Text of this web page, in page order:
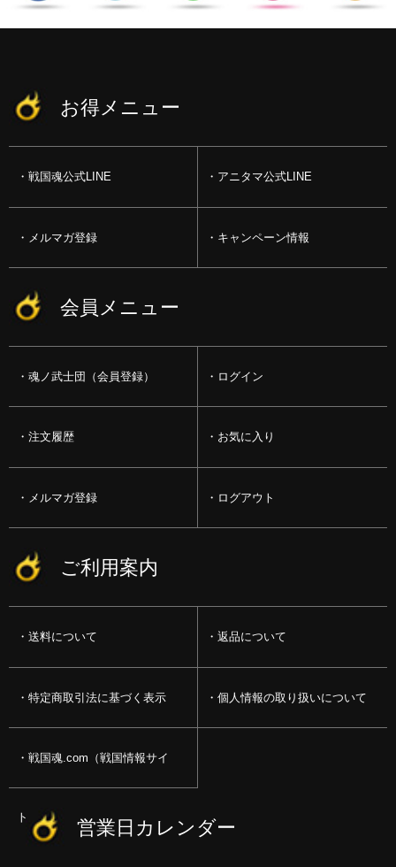
お得メニュー
戦国魂公式LINE アニタマ公式LINE
メルマガ登録 キャンペーン情報
会員メニュー
魂ノ武士団（会員登録） ログイン
注文履歴 お気に入り
メルマガ登録 ログアウト
ご利用案内
送料について 返品について
特定商取引法に基づく表示 個人情報の取り扱いについて
戦国魂.com（戦国情報サイ
ト） 営業日カレンダー